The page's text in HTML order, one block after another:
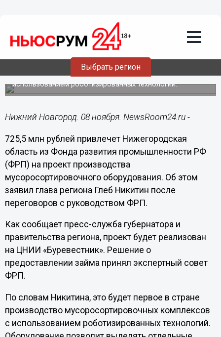
Выбрать регион
Новое производство
мусоросортировочного оборудования
появится в регионе
Это будет первое в России производство с
использованием роботизированных технологий.
Нижний Новгород. 08 ноября. NewsRoom24.ru -
725,5 млн рублей привлечет Нижегородская
область из Фонда развития промышленности РФ
(ФРП) на проект производства
мусоросортировочного оборудования. Об этом
заявил глава региона Глеб Никитин после
переговоров с руководством ФРП.
Как сообщает пресс-служба губернатора и
правительства региона, проект будет реализован
на ЦНИИ «Буревестник». Решение о
предоставлении займа принял экспертный совет
ФРП.
По словам Никитина, это будет первое в стране
производство мусоросортировочных комплексов
с использованием роботизированных технологий.